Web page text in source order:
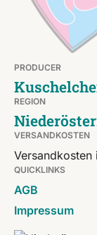
PRODUCER
REGION
VERSANDKOSTEN
QUICKLINKS
AGB
Impressum